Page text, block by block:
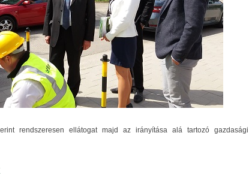
rendszeresen ellátogat majd az irányítása alá tartozó gazdasági